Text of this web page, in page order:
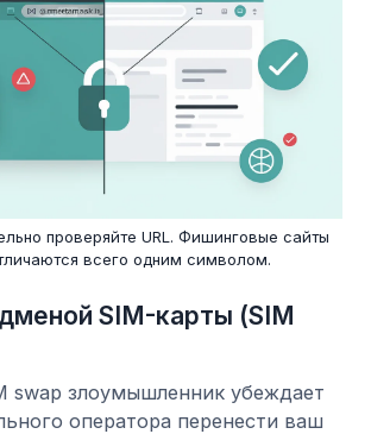
проверяйте URL. Фишинговые сайты
всего одним символом.
SIM-карты (SIM
swap злоумышленник убеждает
оператора перенести ваш